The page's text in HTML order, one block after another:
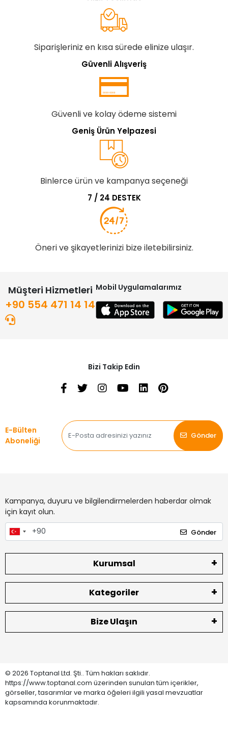
Siparişleriniz en kısa sürede elinize ulaşır.
Güvenli Alışveriş
Güvenli ve kolay ödeme sistemi
Geniş Ürün Yelpazesi
Binlerce ürün ve kampanya seçeneği
7 / 24 DESTEK
Öneri ve şikayetlerinizi bize iletebilirsiniz.
Müşteri Hizmetleri
+90 554 471 14 14
Mobil Uygulamalarımız
Bizi Takip Edin
E-Bülten
Aboneliği
Gönder
Kampanya, duyuru ve bilgilendirmelerden haberdar olmak
için kayıt olun.
Gönder
Kurumsal
Kategoriler
Bize Ulaşın
© 2026 Toptanal Ltd. Şti.. Tüm hakları saklıdır.
https://www.toptanal.com üzerinden sunulan tüm içerikler,
görseller, tasarımlar ve marka öğeleri ilgili yasal mevzuatlar
kapsamında korunmaktadır.